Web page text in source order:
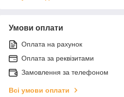
Умови оплати
Оплата на рахунок
Оплата за реквізитами
Замовлення за телефоном
Всі умови оплати